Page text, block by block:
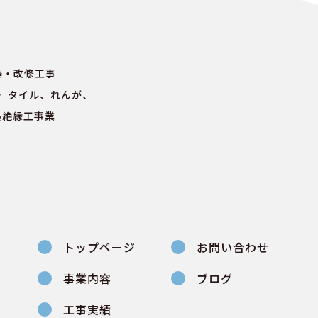
改修工事
イル、れんが、
縁工事業
トップページ
事業内容
工事実績
お問い合わせ
ブログ